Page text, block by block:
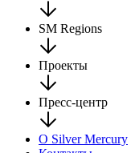
SM Regions
Проекты
Пресс-центр
О Silver Mercury